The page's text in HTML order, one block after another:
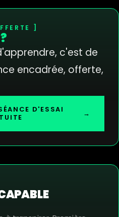
c'est de
encadrée, offerte,
D'ESSAI
→